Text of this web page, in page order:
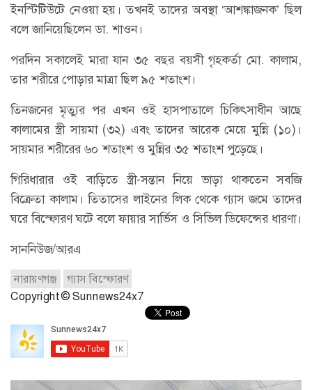
ইনস্টিটিউটে নেওয়া হয়। তখনই তাদের অবস্থা ‘আশঙ্কাজনক’ ছিল
বলে জানিয়েছিলেন ডা. শাওন।
পরদিন সকালেই মারা যান ৩৫ বছর বয়সী গৃহকর্তা মো. কালাম,
তার শরীরে পোড়ার মাত্রা ছিল ৯৫ শতাংশ।
তিনজনের মৃত্যুর পর এখন ওই হাসপাতালে চিকিৎসাধীন আছে
কালামের স্ত্রী সায়মা (৩২) এবং তাদের আরেক মেয়ে মুন্নি (১০)।
সায়মার শরীরের ৬০ শতাংশ ও মুন্নির ৩৫ শতাংশ পুড়েছে।
গিরিধারার ওই বাড়িতে স্ত্রী-সন্তান নিয়ে ভাড়া থাকতেন সবজি
বিক্রেতা কালাম। তিতাসের লাইনের লিক থেকে গ্যাস জমে তাদের
ঘরে বিস্ফোরণ ঘটে বলে ফায়ার সার্ভিস ও সিভিল ডিফেন্সের ধারণা।
সাননিউজ/আরএ
নারায়ণগঞ্জ
গ্যাস বিস্ফোরণ
Copyright © Sunnews24x7